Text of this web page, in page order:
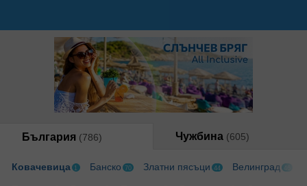
България (786) Чужбина (605)
Ковачевица 1 Банско 70 Златни пясъци 44 Велинград